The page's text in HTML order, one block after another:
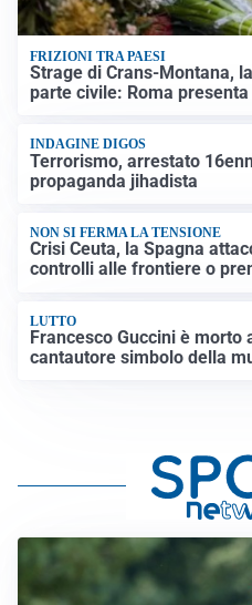
FRIZIONI TRA PAESI
Strage di Crans-Montana,
parte civile: Roma
INDAGINE DIGOS
Terrorismo, arrestato
propaganda jihadista
NON SI FERMA LA TENSIONE
Crisi Ceuta, la Spagna
controlli alle frontiere o
LUTTO
Francesco Guccini è morto
cantautore simbolo della